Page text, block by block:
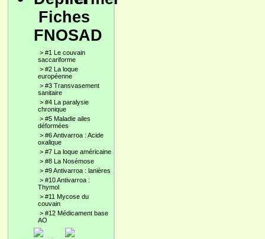
Fiches
FNOSAD
> #1 Le couvain
saccariforme
> #2 La loque
européenne
> #3 Transvasement
sanitaire
> #4 La paralysie
chronique
> #5 Maladie ailes
déformées
> #6 Antivarroa : Acide
oxalique
> #7 La loque américaine
> #8 La Nosémose
> #9 Antivarroa : lanières
> #10 Antivarroa :
Thymol
> #11 Mycose du
couvain
> #12 Médicament base
AO